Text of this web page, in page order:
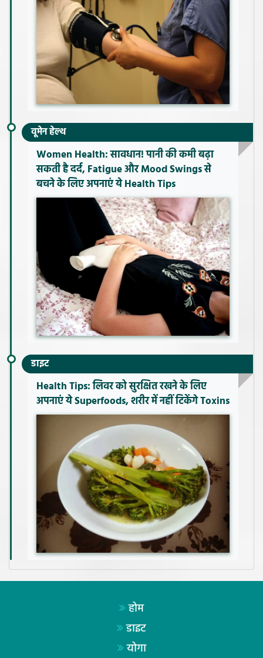
वूमेन हेल्थ
Women Health: सावधान! पानी की कमी बढ़ा
सकती है दर्द, Fatigue और Mood Swings से
बचने के लिए अपनाएं ये Health Tips
डाइट
Health Tips: लिवर को सुरक्षित रखने के लिए
अपनाएं ये Superfoods, शरीर में नहीं टिकेंगे Toxins
होम
डाइट
योगा